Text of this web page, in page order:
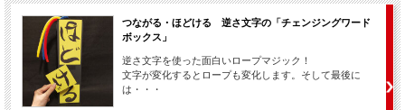
つながる・ほどける 逆さ文字の「チェンジングワード
ボックス」
逆さ文字を使った面白いロープマジック！
文字が変化するとロープも変化します。そして最後に
は・・・